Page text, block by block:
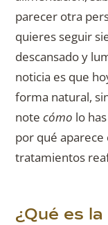
parecer otra
quieres seguir
descansado y
noticia es que
forma natural,
notecómo lo
por qué aparece
tratamientos
¿Qué es